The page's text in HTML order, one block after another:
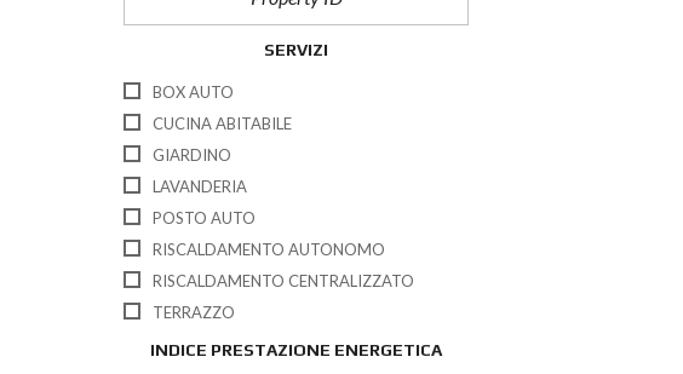
SERVIZI
BOX AUTO
CUCINA ABITABILE
GIARDINO
LAVANDERIA
POSTO AUTO
RISCALDAMENTO AUTONOMO
RISCALDAMENTO CENTRALIZZATO
TERRAZZO
INDICE PRESTAZIONE ENERGETICA